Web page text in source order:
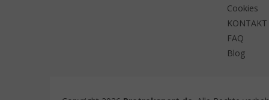
Cookies
KONTAKT
FAQ
Blog